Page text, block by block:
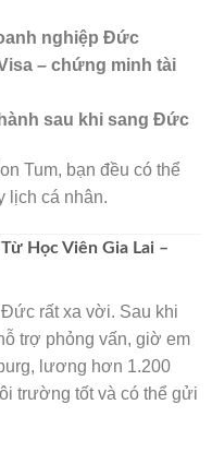
🌸
🌸
nghiệp Đức
– chứng minh tài
sau khi sang Đức
Tum, bạn đều có thể
lịch cá nhân.
Học Viên Gia Lai –
rất xa vời. Sau khi
trợ phỏng vấn, giờ em
lương hơn 1.200
trường tốt và có thể gửi